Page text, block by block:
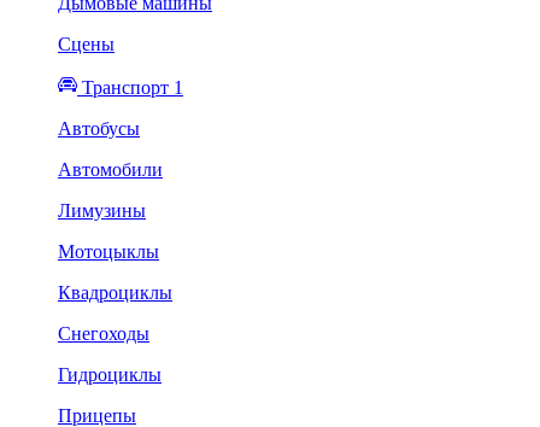
Сцены
Транспорт 1
Автобусы
Автомобили
Лимузины
Мотоцыклы
Квадроциклы
Снегоходы
Гидроциклы
Прицепы